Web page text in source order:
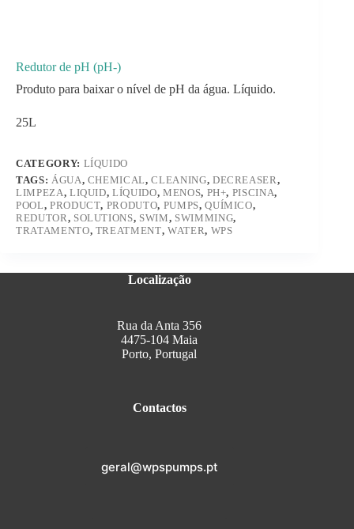
Redutor de pH (pH-)
Produto para baixar o nível de pH da água. Líquido.
25L
CATEGORY: LÍQUIDO
TAGS: ÁGUA, CHEMICAL,CLEANING, DECREASER,
LIMPEZA, LIQUID,LÍQUIDO, MENOS, PH+, PISCINA,
POOL, PRODUCT, PRODUTO, PUMPS,QUÍMICO,
REDUTOR, SOLUTIONS, SWIM, SWIMMING,
TRATAMENTO, TREATMENT, WATER, WPS
Localização
Rua da Anta 356
4475-104 Maia
Porto, Portugal
Contactos
geral@wpspumps.pt